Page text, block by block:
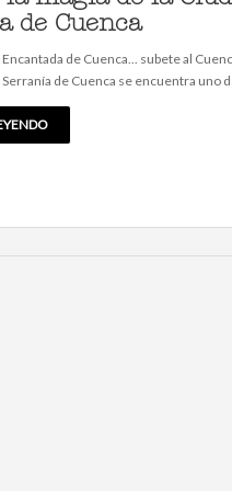
de Cuenca
de Cuenca... subete al
de Cuenca se encuentra uno